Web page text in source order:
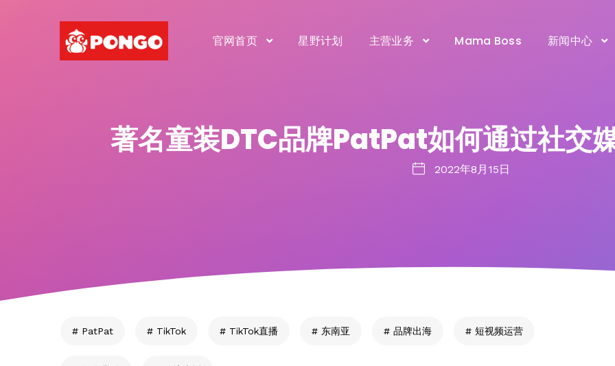
官网首页 星野计划 主营业务 Mama Boss 新闻中心
著名童装DTC品牌PatPat如何通过社交
2022年8月15日
PatPat TikTok TikTok直播 东南亚 品牌出海 短视频运营